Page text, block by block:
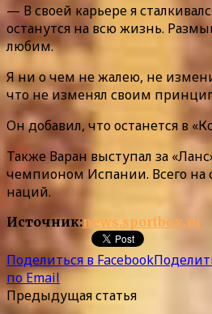
— В своей карьере я
останутся на всю жизнь.
любим.
Я ни о чем не жалею, не
что не изменял своим
Он добавил, что останется в
Также Варан выступал за
чемпионом Испании. Всего на
наций.
Источник:news.sportbox.ru
Поделиться в Facebook
по Email
Предыдущая статья